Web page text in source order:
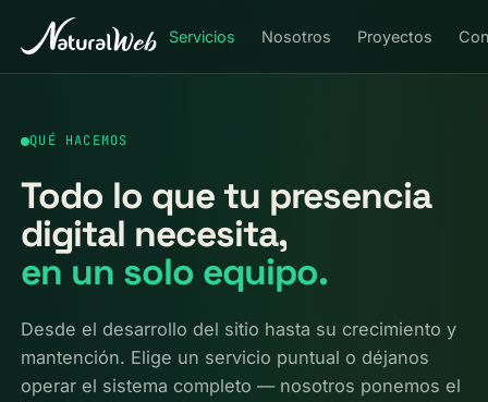
Servicios Nosotros Proyectos
QUÉ HACEMOS
Todo lo que tu presencia
digital necesita,
en un solo equipo.
Desde el desarrollo del sitio hasta su crecimiento y
mantención. Elige un servicio puntual o déjanos
operar el sistema completo — nosotros ponemos el